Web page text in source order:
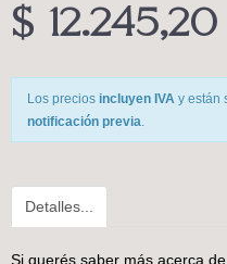
$ 12.245,20
Los precios incluyen IVA y están
notificación previa.
Detalles...
Si querés saber más acerca